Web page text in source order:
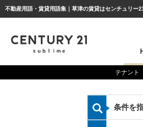
不動産用語・賃貸用語集｜草津の賃貸はセンチュリー
テナント
条件を